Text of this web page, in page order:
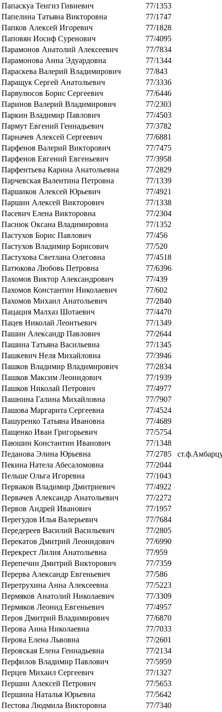
Папаскуа Тенгиз Гивиевич
77/1353
Папелина Татьяна Викторовна
77/1747
Папков Алексей Игоревич
77/1828
Паповян Иосиф Суренович
77/4095
Парамонов Анатолий Алексеевич
77/7834
Парамонова Анна Эдуардовна
77/1344
Параскева Валерий Владимирович
77/843
Паращук Сергей Анатольевич
77/3336
Парвулюсов Борис Сергеевич
77/6446
Паринов Валерий Владимирович
77/2303
Паркин Владимир Павлович
77/4503
Пармут Евгений Геннадьевич
77/3782
Парначев Алексей Сергеевич
77/6881
Парфенов Валерий Викторович
77/7475
Парфенов Евгений Евгеньевич
77/3958
Парфентьева Карина Анатольевна
77/2829
Парчевская Валентина Петровна
77/1339
Паршиков Алексей Юрьевич
77/4921
Паршин Алексей Викторович
77/1338
Пасевич Елена Викторовна
77/2304
Паснюк Оксана Владимировна
77/1352
Пастухов Борис Павлович
77/456
Пастухов Владимир Борисович
77/520
Пастухова Светлана Олеговна
77/4518
Патюкова Любовь Петровна
77/6396
Пахомов Виктор Александрович
77/439
Пахомов Константин Николаевич
77/602
Пахомов Михаил Анатольевич
77/2840
Пацация Малхаз Шотаевич
77/4470
Пацев Николай Леонтьевич
77/1349
Пашин Александр Павлович
77/2644
Пашина Татьяна Васильевна
77/1345
Пашкевич Неля Михайловна
77/3946
Пашков Владимир Владимирович
77/2834
Пашков Максим Леонидович
77/1939
Пашков Николай Петрович
77/4977
Пашнина Галина Михайловна
77/7907
Пашова Маргарита Сергеевна
77/4524
Пашуренко Татьяна Ивановна
77/4689
Пащенко Иван Григорьевич
77/5754
Паюшин Константин Иванович
77/1348
Педанова Элина Юрьевна
77/2785
Пекина Натела Абесаломовна
77/2044
Пельше Ольга Игоревна
77/1043
Перваков Владимир Дмитриевич
77/4922
Первачев Александр Анатольевич
77/2272
Первов Андрей Иванович
77/1957
Перегудов Илья Валерьевич
77/7684
Передереев Василий Васильевич
77/2805
Перекатов Дмитрий Леонидович
77/6990
Перекрест Лилия Анатольевна
77/959
Перепечин Дмитрий Викторович
77/7359
Перерва Александр Евгеньевич
77/586
Перетрухина Анна Алексеевна
77/5223
Пермяков Анатолий Николаевич
77/3309
Пермяков Леонид Евгеньевич
77/4957
Перов Дмитрий Владимирович
77/6870
Перова Анна Николаевна
77/7033
Перова Елена Львовна
77/2601
Перовская Елена Геннадьевна
77/2134
Перфилов Владимир Павлович
77/5959
Перцев Михаил Сергеевич
77/1327
Першин Алексей Петрович
77/5653
Першина Наталья Юрьевна
77/5642
Пестова Людмила Викторовна
77/7340